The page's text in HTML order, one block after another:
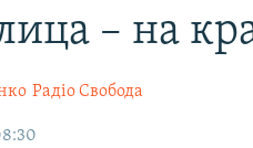
– на
Радіо Свобода